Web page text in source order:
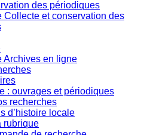
des périodiques
Collecte et conservation des
Archives en ligne
: ouvrages et périodiques
recherches
d’histoire locale
rubrique